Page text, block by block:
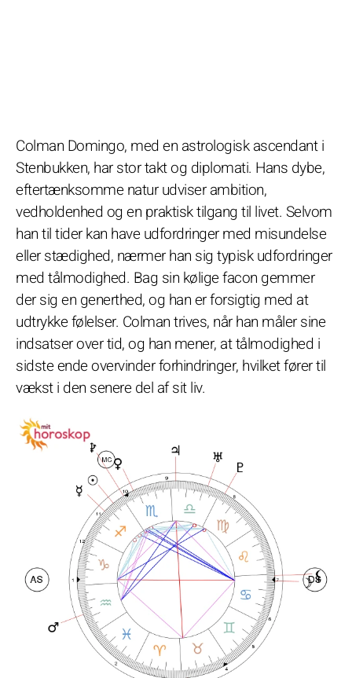
Colman Domingo, med en astrologisk ascendant i
Stenbukken, har stor takt og diplomati. Hans dybe,
eftertænksomme natur udviser ambition,
vedholdenhed og en praktisk tilgang til livet. Selvom
han til tider kan have udfordringer med misundelse
eller stædighed, nærmer han sig typisk udfordringer
med tålmodighed. Bag sin kølige facon gemmer
der sig en generthed, og han er forsigtig med at
udtrykke følelser. Colman trives, når han måler sine
indsatser over tid, og han mener, at tålmodighed i
sidste ende overvinder forhindringer, hvilket fører til
vækst i den senere del af sit liv.